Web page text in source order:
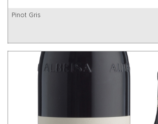
Pinot Gris